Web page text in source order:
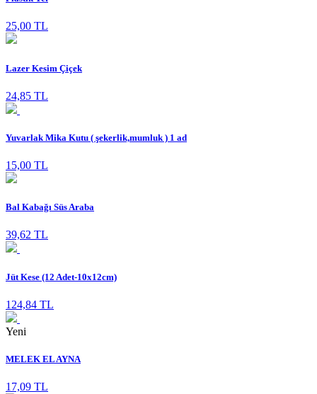
25,00 TL
Lazer Kesim Çiçek
24,85 TL
Yuvarlak Mika Kutu ( şekerlik,mumluk ) 1 ad
15,00 TL
Bal Kabağı Süs Araba
39,62 TL
Jüt Kese (12 Adet-10x12cm)
124,84 TL
Yeni
MELEK EL AYNA
17,09 TL